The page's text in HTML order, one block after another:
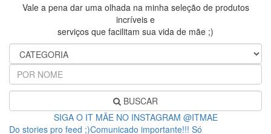
Vale a pena dar uma olhada na minha seleção de produtos
incríveis e
serviços que facilitam sua vida de mãe ;)
BUSCAR
SIGA O IT MÃE NO INSTAGRAM @ITMAE
Do stories pro feed ;)Comunicado importante!!! Só